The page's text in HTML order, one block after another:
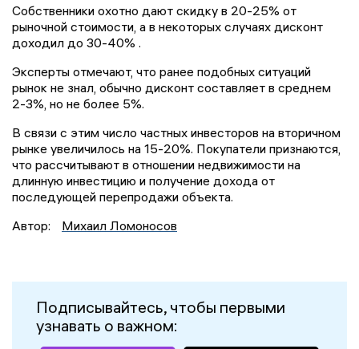
Собственники охотно дают скидку в 20-25% от
рыночной стоимости, а в некоторых случаях дисконт
доходил до 30-40% .
Эксперты отмечают, что ранее подобных ситуаций
рынок не знал, обычно дисконт составляет в среднем
2-3%, но не более 5%.
В связи с этим число частных инвесторов на вторичном
рынке увеличилось на 15-20%. Покупатели признаются,
что рассчитывают в отношении недвижимости на
длинную инвестицию и получение дохода от
последующей перепродажи объекта.
Автор:
Михаил Ломоносов
Подписывайтесь, чтобы первыми
узнавать о важном: